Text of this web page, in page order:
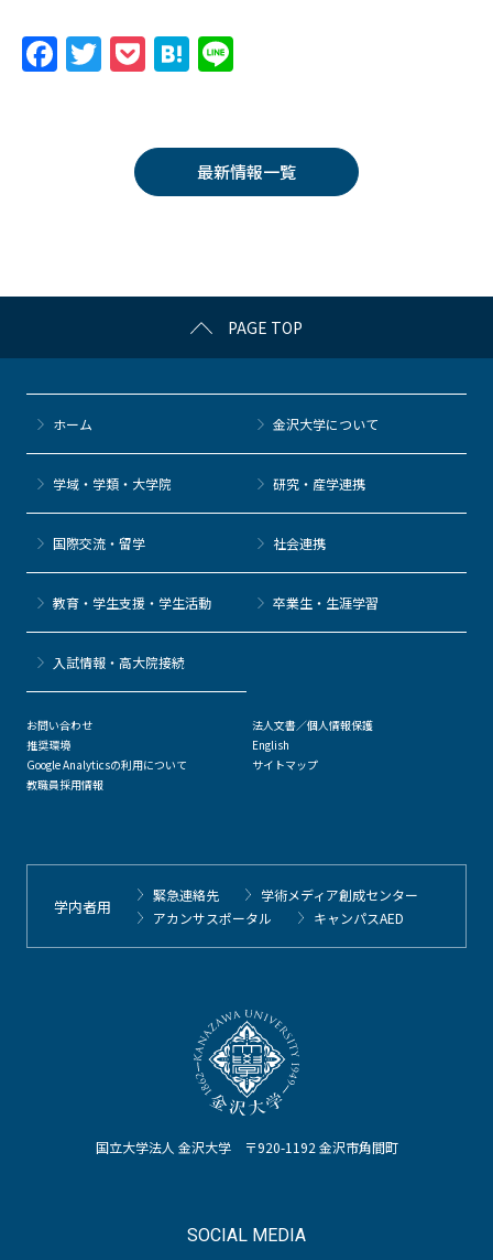
F
k
T
er
P
k
et
H
n
a
最新情報一覧
PAGE TOP
国立大学法人 金沢大学 〒920-1192 金沢市角間町
SOCIAL MEDIA
ホーム 金沢大学について
学域・学類・大学院 研究・産学連携
国際交流・留学 社会連携
教育・学生支援・学生活動 卒業生・生涯学習
⼊試情報・高大院接続
お問い合わせ
推奨環境
Google Analyticsの利用について
教職員採用情報
法人文書／個人情報保護
English
サイトマップ
学内者用
緊急連絡先
学術メディア創成センター
アカンサスポータル
キャンパスAED